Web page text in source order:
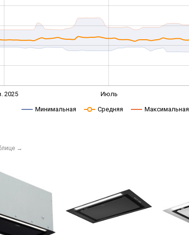
2025 Июль
Минимальная Средняя Максимальная
→